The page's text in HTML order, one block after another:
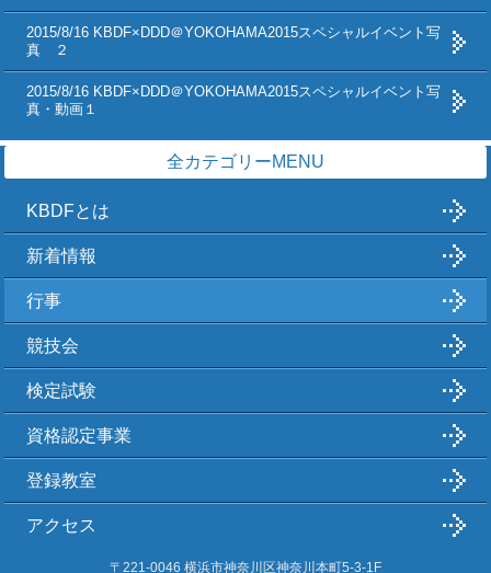
2015/8/16 KBDF×DDD＠YOKOHAMA2015スペシャルイベント写
真 ２
2015/8/16 KBDF×DDD＠YOKOHAMA2015スペシャルイベント写
真・動画１
全カテゴリーMENU
KBDFとは
新着情報
行事
競技会
検定試験
資格認定事業
登録教室
アクセス
〒221-0046 横浜市神奈川区神奈川本町5-3-1F